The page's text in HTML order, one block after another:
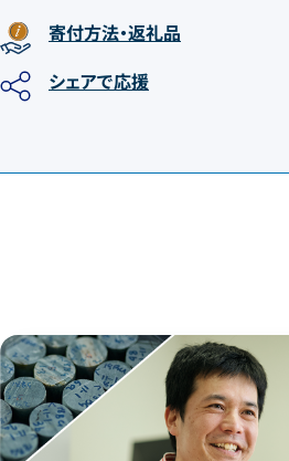
寄付方法・返礼品
シェアで応援